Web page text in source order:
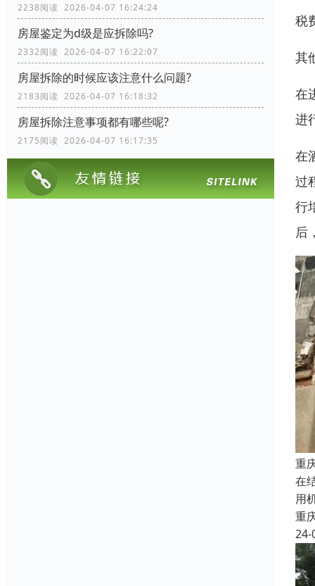
2238阅读 2026-04-07 16:24:24
房屋鉴定为d级是应拆除吗?
2332阅读 2026-04-07 16:22:07
房屋拆除的时候应该注意什么问题?
2183阅读 2026-04-07 16:18:32
房屋拆除注意事项都有哪些呢?
2175阅读 2026-04-07 16:17:35
税
其
在
进
在
过
行
后
重
在
用
重
24-